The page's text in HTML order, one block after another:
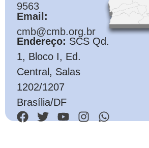
9563
Email:
cmb@cmb.org.br
Endereço: SCS Qd.
1, Bloco I, Ed.
Central, Salas
1202/1207
Brasília/DF